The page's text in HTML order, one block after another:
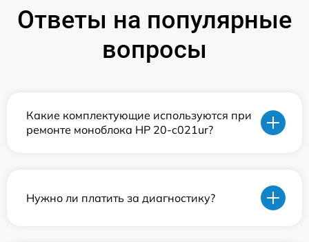
Ответы на популярные
вопросы
Какие комплектующие используются при
ремонте моноблока HP 20-c021ur?
Нужно ли платить за диагностику?